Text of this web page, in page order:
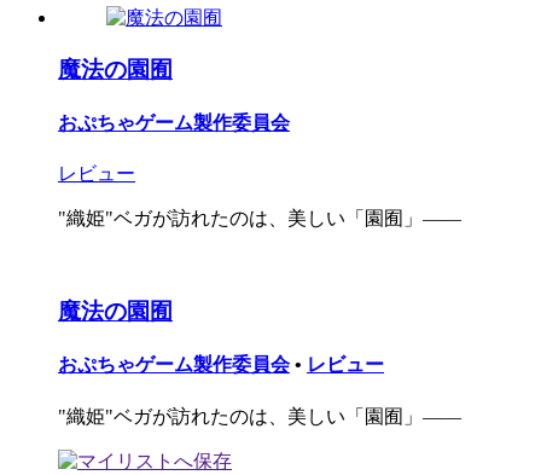
魔法の園囿
おぷちゃゲーム製作委員会
レビュー
"織姫"ベガが訪れたのは、美しい「園囿」――
魔法の園囿
おぷちゃゲーム製作委員会 • レビュー
"織姫"ベガが訪れたのは、美しい「園囿」――